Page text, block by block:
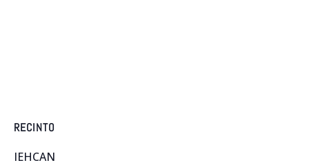
RECINTO
IEHCAN